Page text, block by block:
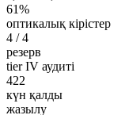
61%
оптикалық кірістер
4 / 4
резерв
tier IV аудиті
422
күн қалды
жазылу